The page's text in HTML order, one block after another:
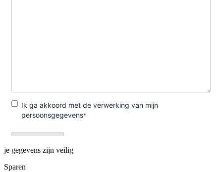
je gegevens zijn veilig
Sparen